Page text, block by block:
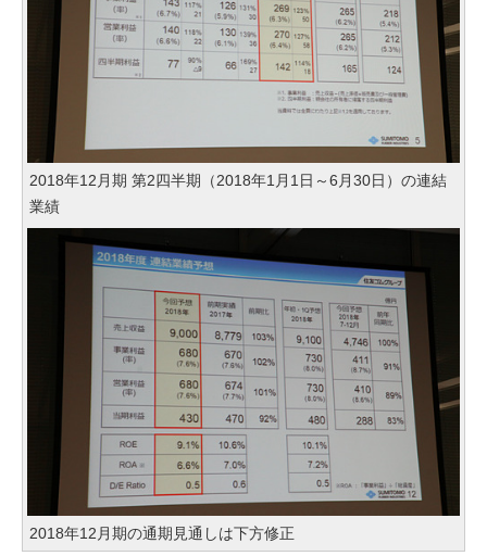
2018年12月期 第2四半期（2018年1月1日～6月30日）の連結
業績
2018年12月期の通期見通しは下方修正